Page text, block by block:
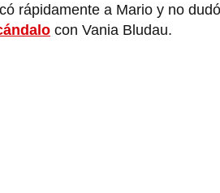
rápidamente a Mario y no
con Vania Bludau.